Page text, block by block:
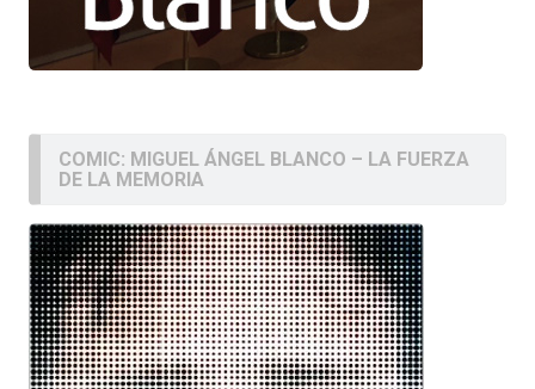
COMIC: MIGUEL ÁNGEL BLANCO – LA FUERZA
DE LA MEMORIA